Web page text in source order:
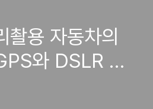
촬용 자동차의
와 DSLR 카